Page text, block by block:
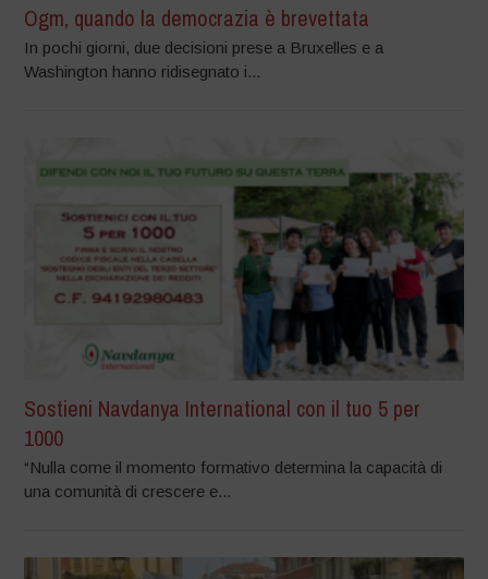
Ogm, quando la democrazia è brevettata
In pochi giorni, due decisioni prese a Bruxelles e a
Washington hanno ridisegnato i...
Sostieni Navdanya International con il tuo 5 per
1000
“Nulla come il momento formativo determina la capacità di
una comunità di crescere e...